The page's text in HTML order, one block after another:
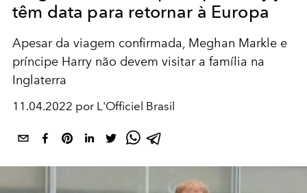
têm data para retornar à Europa
Apesar da viagem confirmada, Meghan Markle e
príncipe Harry não devem visitar a família na
Inglaterra
11.04.2022 por L'Officiel Brasil